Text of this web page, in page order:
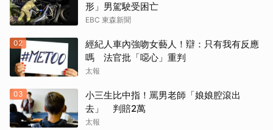
形」男駕駛受困亡
EBC 東森新聞
02
經紀人車內強吻女藝人！辯：只有我有反應
嗎 法官批「噁心」重判
太報
03
小三生比中指！罵男老師「娘娘腔滾出
去」 判賠2萬
太報